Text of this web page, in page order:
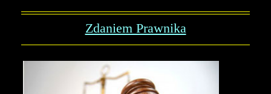
Zdaniem Prawnika